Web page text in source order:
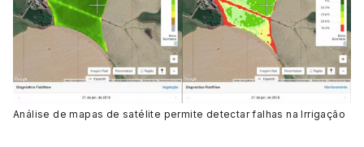
Análise de mapas de satélite permite detectar falhas na Irrigação